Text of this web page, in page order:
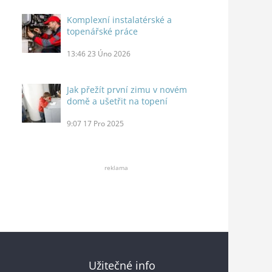
Komplexní instalatérské a
topenářské práce
13:46 23 Úno 2026
Jak přežít první zimu v novém
domě a ušetřit na topení
9:07 17 Pro 2025
reklama
Užitečné info